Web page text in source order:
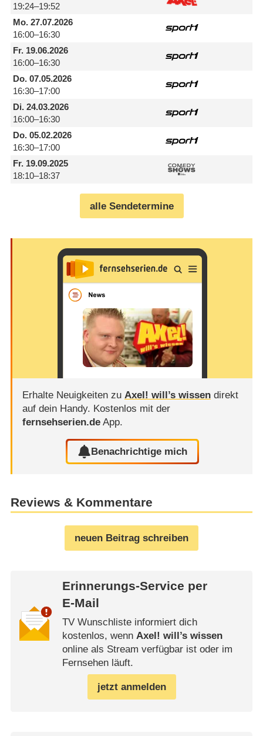
19:24–19:52
Mo.27.07.2026
16:00–16:30
Fr.19.06.2026
16:00–16:30
Do.07.05.2026
16:30–17:00
Di.24.03.2026
16:00–16:30
Do.05.02.2026
16:30–17:00
Fr.19.09.2025
18:10–18:37
alle Sendetermine
Erhalte Neuigkeiten zu Axel! will’s wissendirekt
auf dein Handy. Kostenlos mit der
fernsehserien.deApp.
Benachrichtige mich
Reviews & Kommentare
neuen Beitrag schreiben
Erinnerungs-Service per
E-Mail
TV Wunschliste informiert dich
kostenlos, wenn Axel! will’s wissen
online als Stream verfügbar ist oder im
Fernsehen läuft.
jetzt anmelden